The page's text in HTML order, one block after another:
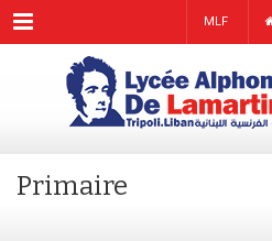
Menu MLF
Primaire